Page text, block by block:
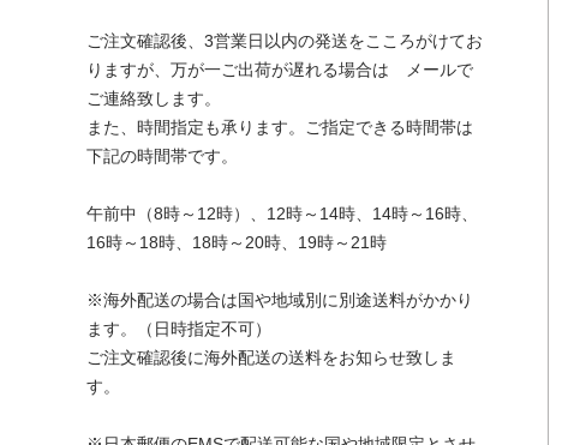
ご注文確認後、3営業日以内の発送をこころがけてお
りますが、万が一ご出荷が遅れる場合は メールで
ご連絡致します。
また、時間指定も承ります。ご指定できる時間帯は
下記の時間帯です。
午前中（8時～12時）、12時～14時、14時～16時、
16時～18時、18時～20時、19時～21時
※海外配送の場合は国や地域別に別途送料がかかり
ます。（日時指定不可）
ご注文確認後に海外配送の送料をお知らせ致しま
す。